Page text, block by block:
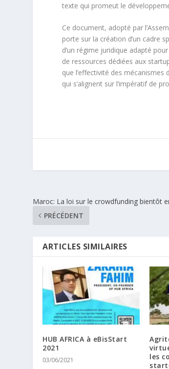
texte qui promeut le
Ce document, adopté par
porte sur la création d’un cadre
d’un régime juridique adapté
de ressources dédiées aux
que l’effectivité des
qui s’alignent sur l’impératif de
Maroc: La loi sur le crowdfunding bientôt
PRÉCÉDENT
ARTICLES SIMILAIRES
HUB AFRICA à eBisStart
2021
03/06/2021
les